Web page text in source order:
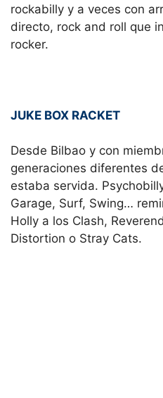
rockabilly y a veces con
directo, rock and roll que
rocker.
JUKE BOX RACKET
Desde Bilbao y con
generaciones diferentes
estaba servida.
Garage, Surf, Swing…
Holly a los Clash,
Distortion o Stray Cats.